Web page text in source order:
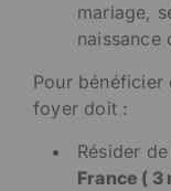
mariage,
naissance
Pour bénéficier
foyer doit :
Résider
France (